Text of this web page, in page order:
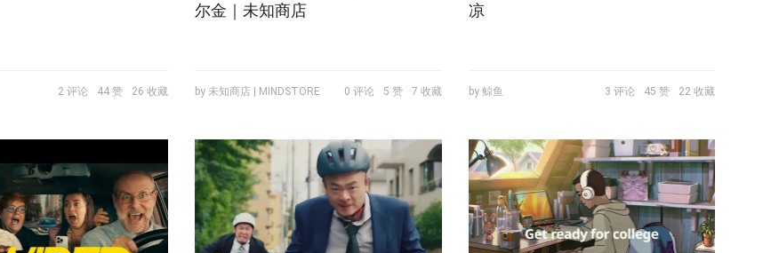
2 评论 44 赞 26 收藏
尔金｜未知商店
by 未知商店 | MINDSTORE 0 评论 5 赞 7 收藏
凉
by 鲸鱼 3 评论 45 赞 22 收藏